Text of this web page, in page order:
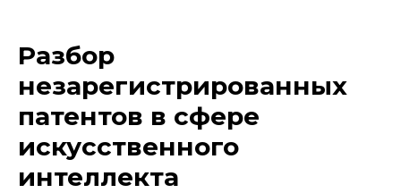
Разбор
незарегистрированных
патентов в сфере
искусственного
интеллекта